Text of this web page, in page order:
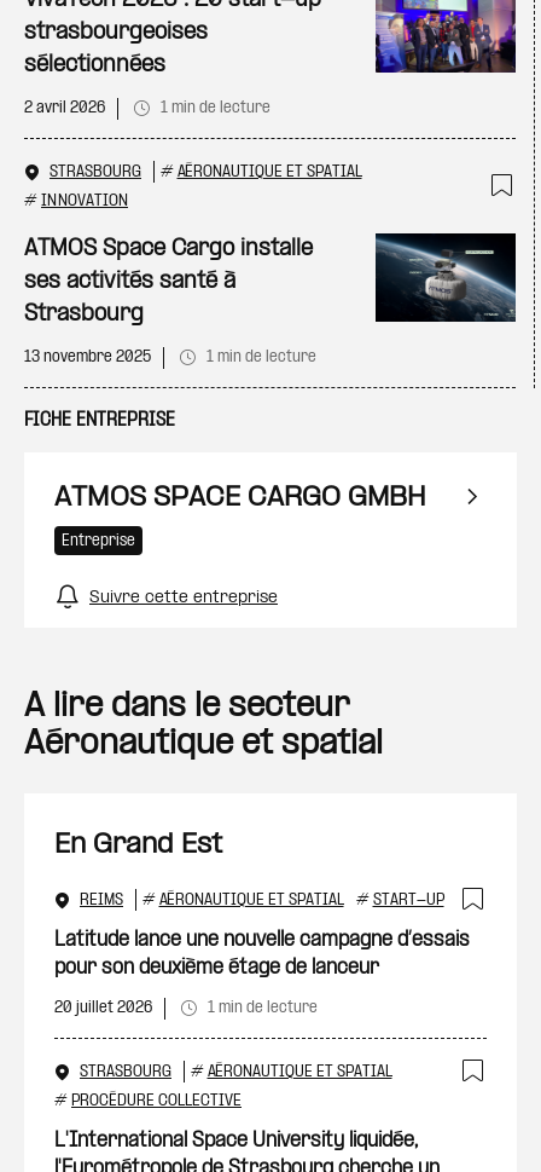
strasbourgeoises
sélectionnées
2 avril 2026 1 min de lecture
STRASBOURG # AÉRONAUTIQUE ET SPATIAL
# INNOVATION
ATMOS Space Cargo installe
ses activités santé à
Strasbourg
13 novembre 2025 1 min de lecture
FICHE ENTREPRISE
ATMOS SPACE CARGO GMBH
Entreprise
Suivre cette entreprise
A lire dans le secteur
Aéronautique et spatial
En Grand Est
REIMS # AÉRONAUTIQUE ET SPATIAL # START-UP
Latitude lance une nouvelle campagne d’essais
pour son deuxième étage de lanceur
20 juillet 2026 1 min de lecture
STRASBOURG # AÉRONAUTIQUE ET SPATIAL
# PROCÉDURE COLLECTIVE
L'International Space University liquidée,